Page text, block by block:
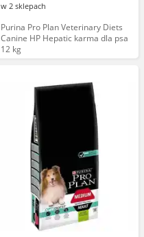
w 2 sklepach
Purina Pro Plan Veterinary Diets
Canine HP Hepatic karma dla psa
12 kg